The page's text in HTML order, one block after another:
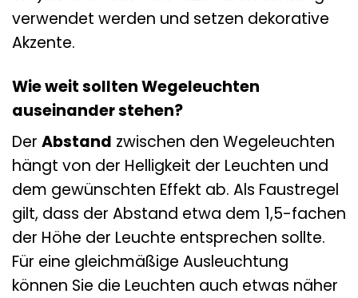
verwendet werden und setzen dekorative
Akzente.
Wie weit sollten Wegeleuchten
auseinander stehen?
Der Abstand zwischen den Wegeleuchten
hängt von der Helligkeit der Leuchten und
dem gewünschten Effekt ab. Als Faustregel
gilt, dass der Abstand etwa dem 1,5-fachen
der Höhe der Leuchte entsprechen sollte.
Für eine gleichmäßige Ausleuchtung
können Sie die Leuchten auch etwas näher